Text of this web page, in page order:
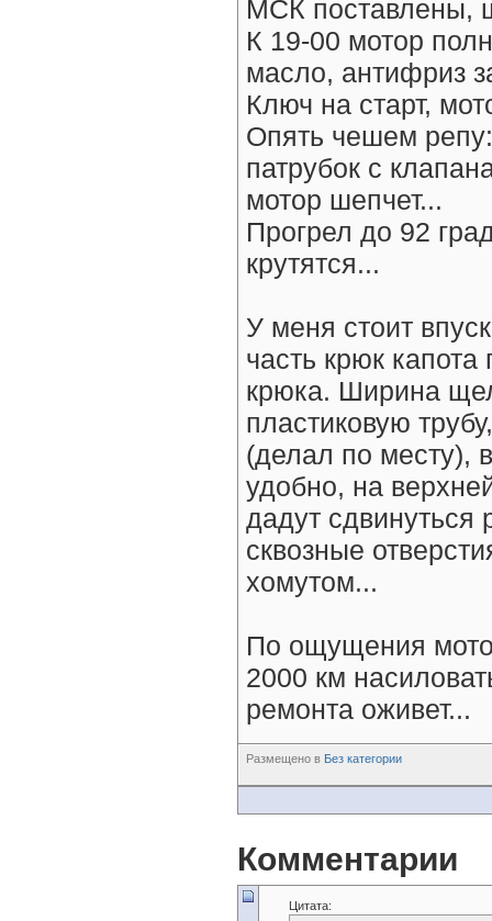
МСК поставлены,
К 19-00 мотор
масло, антифриз
Ключ на старт,
Опять чешем
патрубок с
мотор шепчет...
Прогрел до 92
крутятся...
У меня стоит
часть крюк
крюка. Ширина
пластиковую
(делал по месту),
удобно, на
дадут
сквозные
хомутом...
По ощущения
2000 км
ремонта оживет...
Размещено в Без категории
Комментарии
Цитата: